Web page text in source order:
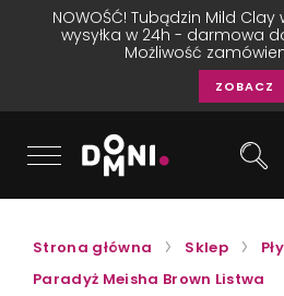
NOWOŚĆ! Tubądzin Mild Clay
wysyłka w 24h - darmowa
Możliwość
ZOBACZ
Strona główna Sklep
Paradyż Meisha Brown Listwa